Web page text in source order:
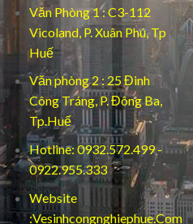
Văn Phòng 1 : C3-112
Vicoland, P. Xuân Phú, Tp
Huế
Văn phòng 2 : 25 Đinh
Công Tráng, P. Đông Ba,
Tp.Huế
Hotline: 0932.572.499 -
0922.955.333
Website
:Vesinhcongnghiephue.Com